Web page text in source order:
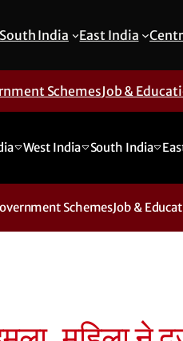
South India East India
SchemesJob &
West India South India
SchemesJob &